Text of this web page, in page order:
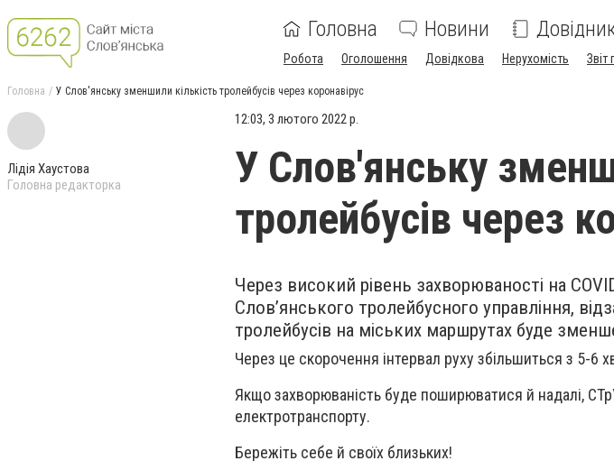
Головна Новини
Робота Оголошення Довідкова Нерухомість Звіт
Головна У Слов'янську зменшили кількість тролейбусів через коронавірус
Лідія Хаустова
Головна редакторка
12:03, 3 лютого 2022 р.
У Слов'янську
тролейбусів через
Через високий рівень захворюваності на
Слов’янського тролейбусного управління,
тролейбусів на міських маршрутах буде
Через це скорочення інтервал руху збільшиться з 5-6
Якщо захворюваність буде поширюватися й надалі,
електротранспорту.
Бережіть себе й своїх близьких!